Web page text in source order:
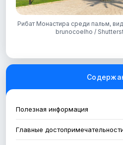
Рибат Монастира среди пальм,
brunocoelho /
Полезная информация
Главные